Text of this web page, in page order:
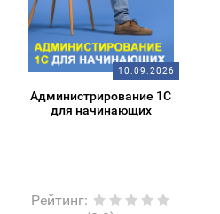
10.09.2026
Администрирование 1С
для начинающих
Рейтинг: